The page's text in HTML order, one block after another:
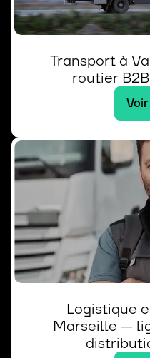
Transport à
routier
Logistique
Marseille —